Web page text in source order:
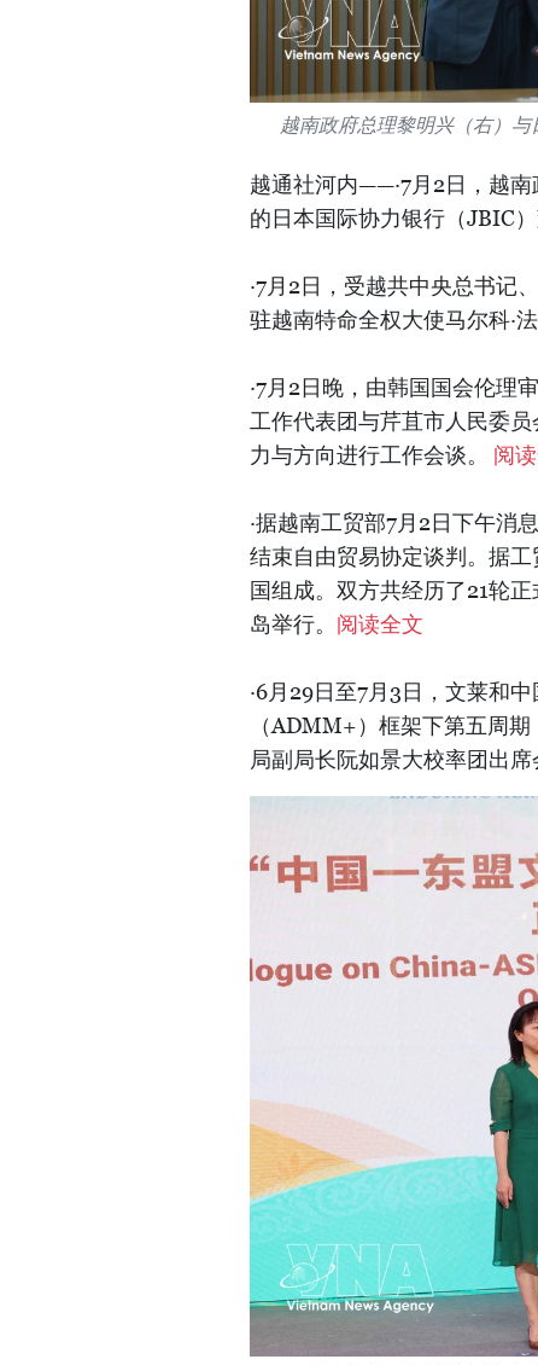
越南政府总理黎明兴（右）
越通社河内——·7月2日，越
的日本国际协力银行（JBIC
·7月2日，受越共中央总书记
驻越南特命全权大使马尔科·
·7月2日晚，由韩国国会伦理
工作代表团与芹苴市人民委
力与方向进行工作会谈。 阅
·据越南工贸部7月2日下午消
结束自由贸易协定谈判。据
国组成。双方共经历了21轮
岛举行。 阅读全文
·6月29日至7月3日，文莱和
（ADMM+）框架下第五周
局副局长阮如景大校率团出席